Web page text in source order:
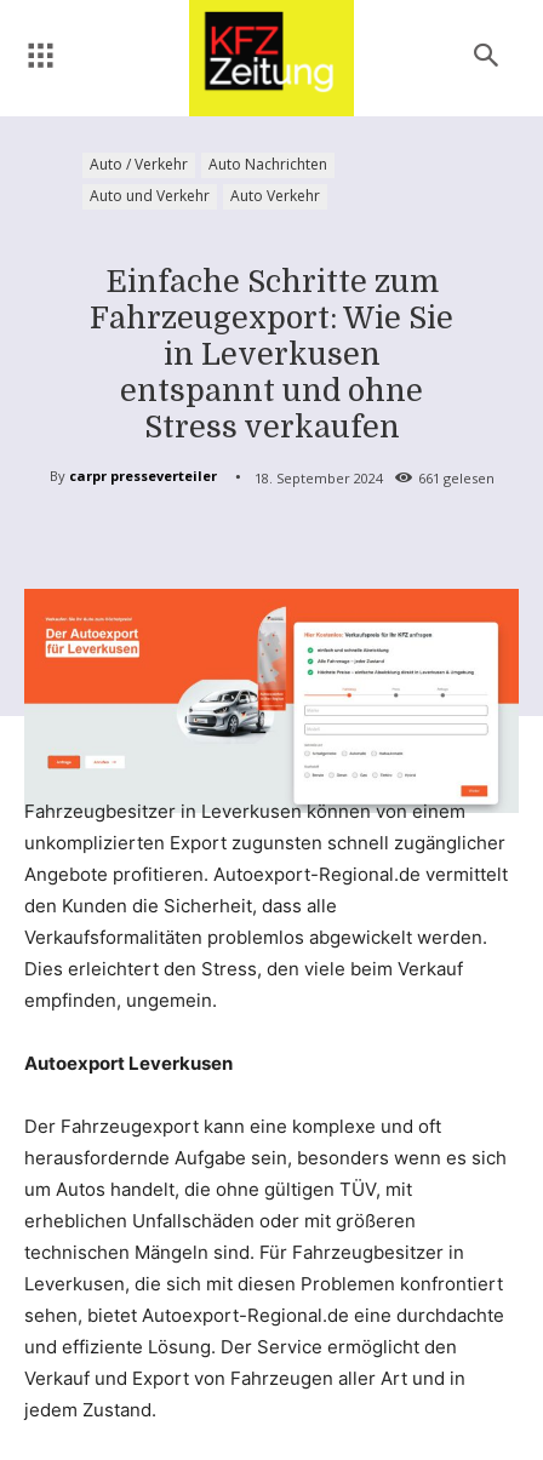
Auto / Verkehr
Auto Nachrichten
Auto und Verkehr
Auto Verkehr
Einfache Schritte zum
Fahrzeugexport: Wie Sie
in Leverkusen
entspannt und ohne
Stress verkaufen
By carpr presseverteiler 18. September 2024 661 gelesen
Fahrzeugbesitzer in Leverkusen können von einem
unkomplizierten Export zugunsten schnell zugänglicher
Angebote profitieren. Autoexport-Regional.de vermittelt
den Kunden die Sicherheit, dass alle
Verkaufsformalitäten problemlos abgewickelt werden.
Dies erleichtert den Stress, den viele beim Verkauf
empfinden, ungemein.
Autoexport Leverkusen
Der Fahrzeugexport kann eine komplexe und oft
herausfordernde Aufgabe sein, besonders wenn es sich
um Autos handelt, die ohne gültigen TÜV, mit
erheblichen Unfallschäden oder mit größeren
technischen Mängeln sind. Für Fahrzeugbesitzer in
Leverkusen, die sich mit diesen Problemen konfrontiert
sehen, bietet Autoexport-Regional.de eine durchdachte
und effiziente Lösung. Der Service ermöglicht den
Verkauf und Export von Fahrzeugen aller Art und in
jedem Zustand.